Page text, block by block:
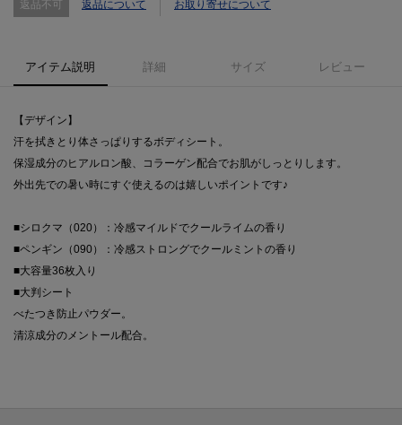
返品不可 返品について お取り寄せについて
アイテム説明 詳細 サイズ レビュー
【デザイン】
汗を拭きとり体さっぱりするボディシート。
保湿成分のヒアルロン酸、コラーゲン配合でお肌がしっとりします。
外出先での暑い時にすぐ使えるのは嬉しいポイントです♪
■シロクマ（020）：冷感マイルドでクールライムの香り
■ペンギン（090）：冷感ストロングでクールミントの香り
■大容量36枚入り
■大判シート
べたつき防止パウダー。
清涼成分のメントール配合。